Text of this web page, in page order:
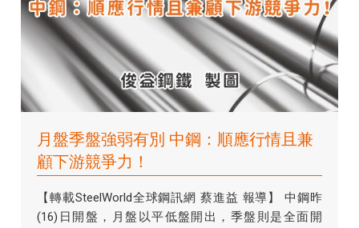
月盤季盤強弱有別 中鋼：順應行情且兼
顧下游競爭力！
【轉載SteelWorld全球鋼訊網 蔡進益 報導】 中鋼昨
(16)日開盤，月盤以平低盤開出，季盤則是全面開